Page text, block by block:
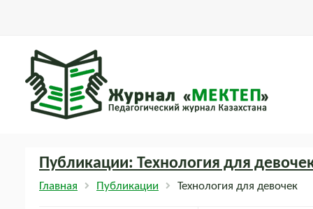
Публикации: Технология для
Главная Публикации Технология для девочек